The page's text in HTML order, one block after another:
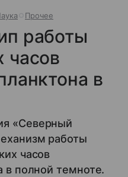
Прочее
работы
часов
в
«Северный
работы
часов
в полной темноте.